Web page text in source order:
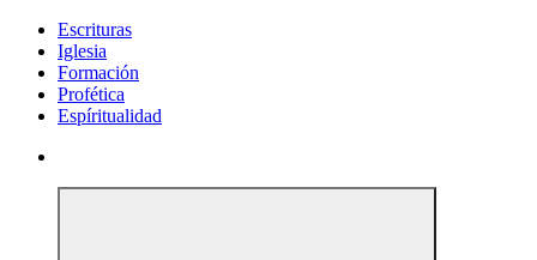
Escrituras
Iglesia
Formación
Profética
Espíritualidad